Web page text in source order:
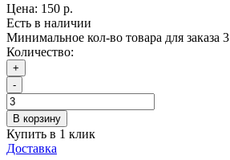
Цена: 150 р.
Есть в наличии
Минимальное кол-во товара для заказа 3
Количество:
+
-
В корзину
Купить в 1 клик
Доставка